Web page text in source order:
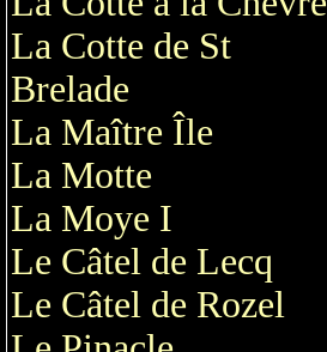
La Cotte de St
Brelade
La Maître Île
La Motte
La Moye I
Le Câtel de Lecq
Le Câtel de Rozel